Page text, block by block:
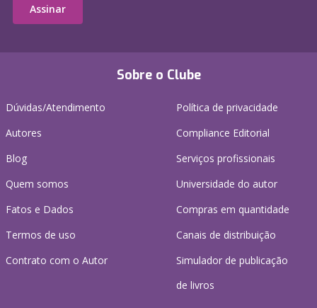
Sobre o Clube
Dúvidas/Atendimento
Autores
Blog
Quem somos
Fatos e Dados
Termos de uso
Contrato com o Autor
Política de privacidade
Compliance Editorial
Serviços profissionais
Universidade do autor
Compras em quantidade
Canais de distribuição
Simulador de publicação
de livros
Assinar